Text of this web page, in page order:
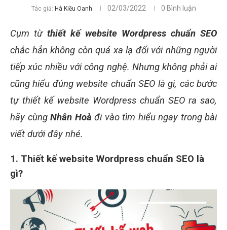
Tác giả: Hà Kiều Oanh 02/03/2022 0 Bình luận
Cụm từ thiết kế website Wordpress chuẩn SEO
chắc hẳn không còn quá xa lạ đối với những người
tiếp xúc nhiều với công nghệ. Nhưng không phải ai
cũng hiểu đúng website chuẩn SEO là gì, các bước
tự thiết kế website Wordpress chuẩn SEO ra sao,
hãy cùng Nhân Hoà đi vào tìm hiểu ngay trong bài
viết dưới đây nhé.
1. Thiết kế website Wordpress chuẩn SEO là
gì?